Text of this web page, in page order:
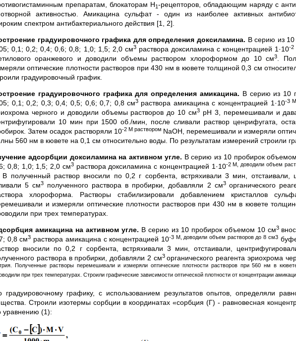
препаратам, блокаторам H1-рецепторов, обладающим наряду с
активностью. Амикацина сульфат - один из наиболее активных
спектром антибактериального действия [1, 2].
градуировочного графика для определения доксиламина. В серию из
0,1; 0,2; 0,4; 0,6; 0,8; 1,0; 1,5; 2,0 см3раствора доксиламина с концентрацией 1·10-2
оранжевого и доводили объемы раствором хлороформом до 10 см3
.
оптические плотности растворов при 430 нм в кювете толщиной 0,3 см
градуировочный график.
градуировочного графика для определения амикацина. В серию из 10
0,1; 0,2; 0,3; 0,4; 0,5; 0,6; 0,7; 0,8 см3 раствора амикацина с концентрацией 1·10-3
черного и доводили объемы растворов до 10 см3 pH 3, перемешивали и
10 мин при 1500 об./мин, после сливали раствор ценрифугата,
Затем осадок растворяли 10-2 М раствором NaOH,
перемешивали и измеряли
560 нм в кювете на 0,1 см относительно воды. По результатам измерений строили
адсорбции доксиламина на активном угле. В серию из 10 пробирок
0,8; 1,0; 1,5; 2,0 см3раствора доксиламина с концентрацией 1·10-2 М, доводили объем
полученный раствор вносили по 0,2 г сорбента, встряхивали 3 мин, отстаивали,
5 см3 полученного раствора в пробирки, добавляли 2 см3 органического
хлороформа. Растворы стабилизировали добавлением кристаллов
и измеряли оптические плотности растворов при 430 нм в кювете
при трех температурах.
амикацина на активном угле. В серию из 10 пробирок объемом 10 см3
0,8 см3 раствора амикацина с концентрацией 10-3 М, доводили объем растворов до 8 см3
вносили по 0,2 г сорбента, встряхивали 3 мин, отстаивали,
раствора в пробирки, добавляли 2 см3 органического реагента эриохрома
Полученные растворы перемешивали и измеряли оптические плотности растворов при 560 нм в
при трех температурах. Строили графические зависимости оптической плотности от концентрации
градуировочному графику, с использованием результатов опытов, определяли
Строили изотермы сорбции в координатах «сорбция (Г) - равновесная
уравнению (1):